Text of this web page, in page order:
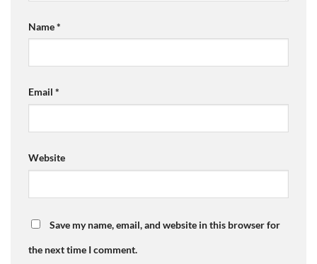
Name*
Email *
Website
Save my name, email, and website in this browser for
the next time I comment.